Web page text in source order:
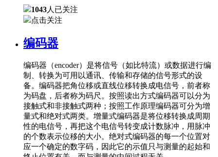
1043人已关注
点击关注
编码器
编码器（encoder）是将信号（如比特流）或数据进行编
制、转换为可用以通讯、传输和存储的信号形式的设
备。编码器把角位移或直线位移转换成电信号，前者称
为码盘，后者称为码尺。按照读出方式编码器可以分为
接触式和非接触式两种；按照工作原理编码器可分为增
量式和绝对式两类。增量式编码器是将位移转换成周期
性的电信号，再把这个电信号转变成计数脉冲，用脉冲
的个数表示位移的大小。绝对式编码器的每一个位置对
应一个确定的数字码，因此它的示值只与测量的起始和